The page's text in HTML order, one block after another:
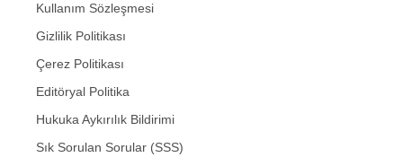
Kullanım Sözleşmesi
Gizlilik Politikası
Çerez Politikası
Editöryal Politika
Hukuka Aykırılık Bildirimi
Sık Sorulan Sorular (SSS)